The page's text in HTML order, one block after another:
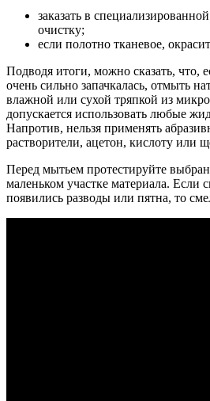
заказать в
очистку;
если полотно тканевое,
Подводя итоги, можно сказать, что,
очень сильно запачкалась, отмыть
влажной или сухой тряпкой из
допускается использовать любые
Напротив, нельзя применять
растворители, ацетон, кислоту или
Перед мытьем протестируйте
маленьком участке материала. Если
появились разводы или пятна, то